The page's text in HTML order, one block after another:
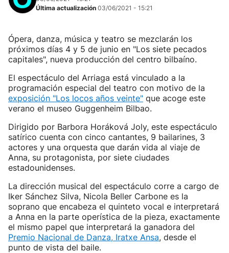
Última actualización 03/06/2021 - 15:21
Ópera, danza, música y teatro se mezclarán los
próximos días 4 y 5 de junio en "Los siete pecados
capitales", nueva producción del centro bilbaíno.
El espectáculo del Arriaga está vinculado a la
programación especial del teatro con motivo de la
exposición "Los locos años veinte" que acoge este
verano el museo Guggenheim Bilbao.
Dirigido por Barbora Horáková Joly, este espectáculo
satírico cuenta con cinco cantantes, 9 bailarines, 3
actores y una orquesta que darán vida al viaje de
Anna, su protagonista, por siete ciudades
estadounidenses.
La dirección musical del espectáculo corre a cargo de
Iker Sánchez Silva, Nicola Beller Carbone es la
soprano que encabeza el quinteto vocal e interpretará
a Anna en la parte operística de la pieza, exactamente
el mismo papel que interpretará la ganadora del
Premio Nacional de Danza, Iratxe Ansa, desde el
punto de vista del baile.